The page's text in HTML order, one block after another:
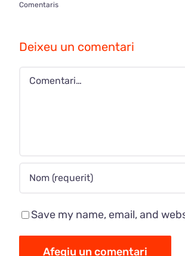
Comentaris
Deixeu un comentari
Comment
Save my name, email, and